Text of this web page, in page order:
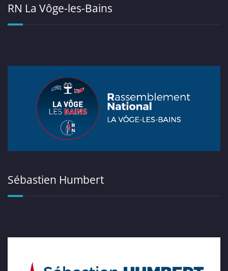
RN La Vôge-les-Bains
Sébastien Humbert